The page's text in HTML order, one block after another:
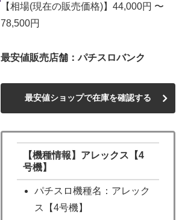
【相場(現在の販売価格)】44,000円 〜
78,500円
最安値販売店舗：パチスロバンク
最安値ショップで在庫を確認する
【機種情報】アレックス【4
号機】
パチスロ機種名：アレック
ス【4号機】